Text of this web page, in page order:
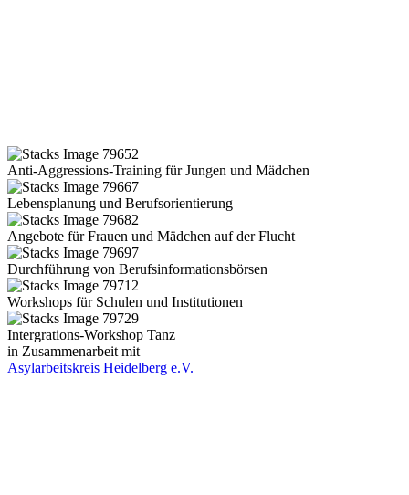
Anti-Aggressions-Training für Jungen und Mädchen
Lebensplanung und Berufsorientierung
Angebote für Frauen und Mädchen auf der Flucht
Durchführung von Berufsinformationsbörsen
Workshops für Schulen und Institutionen
Intergrations-Workshop Tanz
in Zusammenarbeit mit
Asylarbeitskreis Heidelberg e.V.